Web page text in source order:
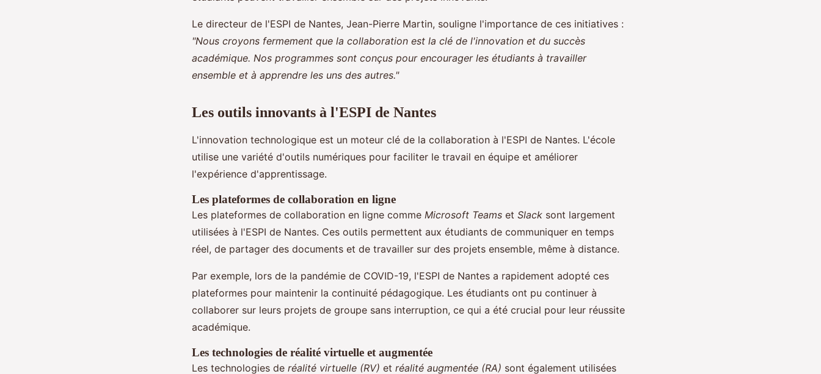
Le directeur de l'ESPI de Nantes, Jean-Pierre Martin, souligne l'importance de ces initiatives :
"Nous croyons fermement que la collaboration est la clé de l'innovation et du succès
académique. Nos programmes sont conçus pour encourager les étudiants à travailler
ensemble et à apprendre les uns des autres."
Les outils innovants à l'ESPI de Nantes
L'innovation technologique est un moteur clé de la collaboration à l'ESPI de Nantes. L'école
utilise une variété d'outils numériques pour faciliter le travail en équipe et améliorer
l'expérience d'apprentissage.
Les plateformes de collaboration en ligne
Les plateformes de collaboration en ligne comme Microsoft Teams et Slack sont largement
utilisées à l'ESPI de Nantes. Ces outils permettent aux étudiants de communiquer en temps
réel, de partager des documents et de travailler sur des projets ensemble, même à distance.
Par exemple, lors de la pandémie de COVID-19, l'ESPI de Nantes a rapidement adopté ces
plateformes pour maintenir la continuité pédagogique. Les étudiants ont pu continuer à
collaborer sur leurs projets de groupe sans interruption, ce qui a été crucial pour leur réussite
académique.
Les technologies de réalité virtuelle et augmentée
Les technologies de réalité virtuelle (RV) et réalité augmentée (RA) sont également utilisées